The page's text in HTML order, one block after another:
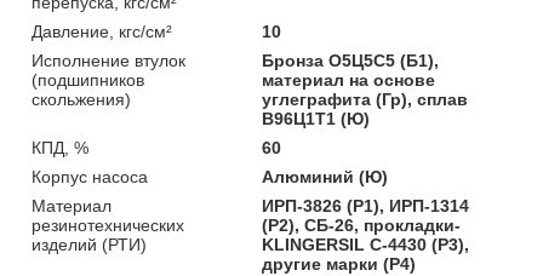
Давление, кгс/см²
10
Исполнение втулок
(подшипников
скольжения)
Бронза О5Ц5С5 (Б1),
материал на основе
углеграфита (Гр), сплав
B96Ц1Т1 (Ю)
КПД, %
60
Корпус насоса
Алюминий (Ю)
Материал
резинотехнических
изделий (РТИ)
ИРП-3826 (Р1), ИРП-1314
(Р2), СБ-26, прокладки-
KLINGERSIL C-4430 (Р3),
другие марки (Р4)